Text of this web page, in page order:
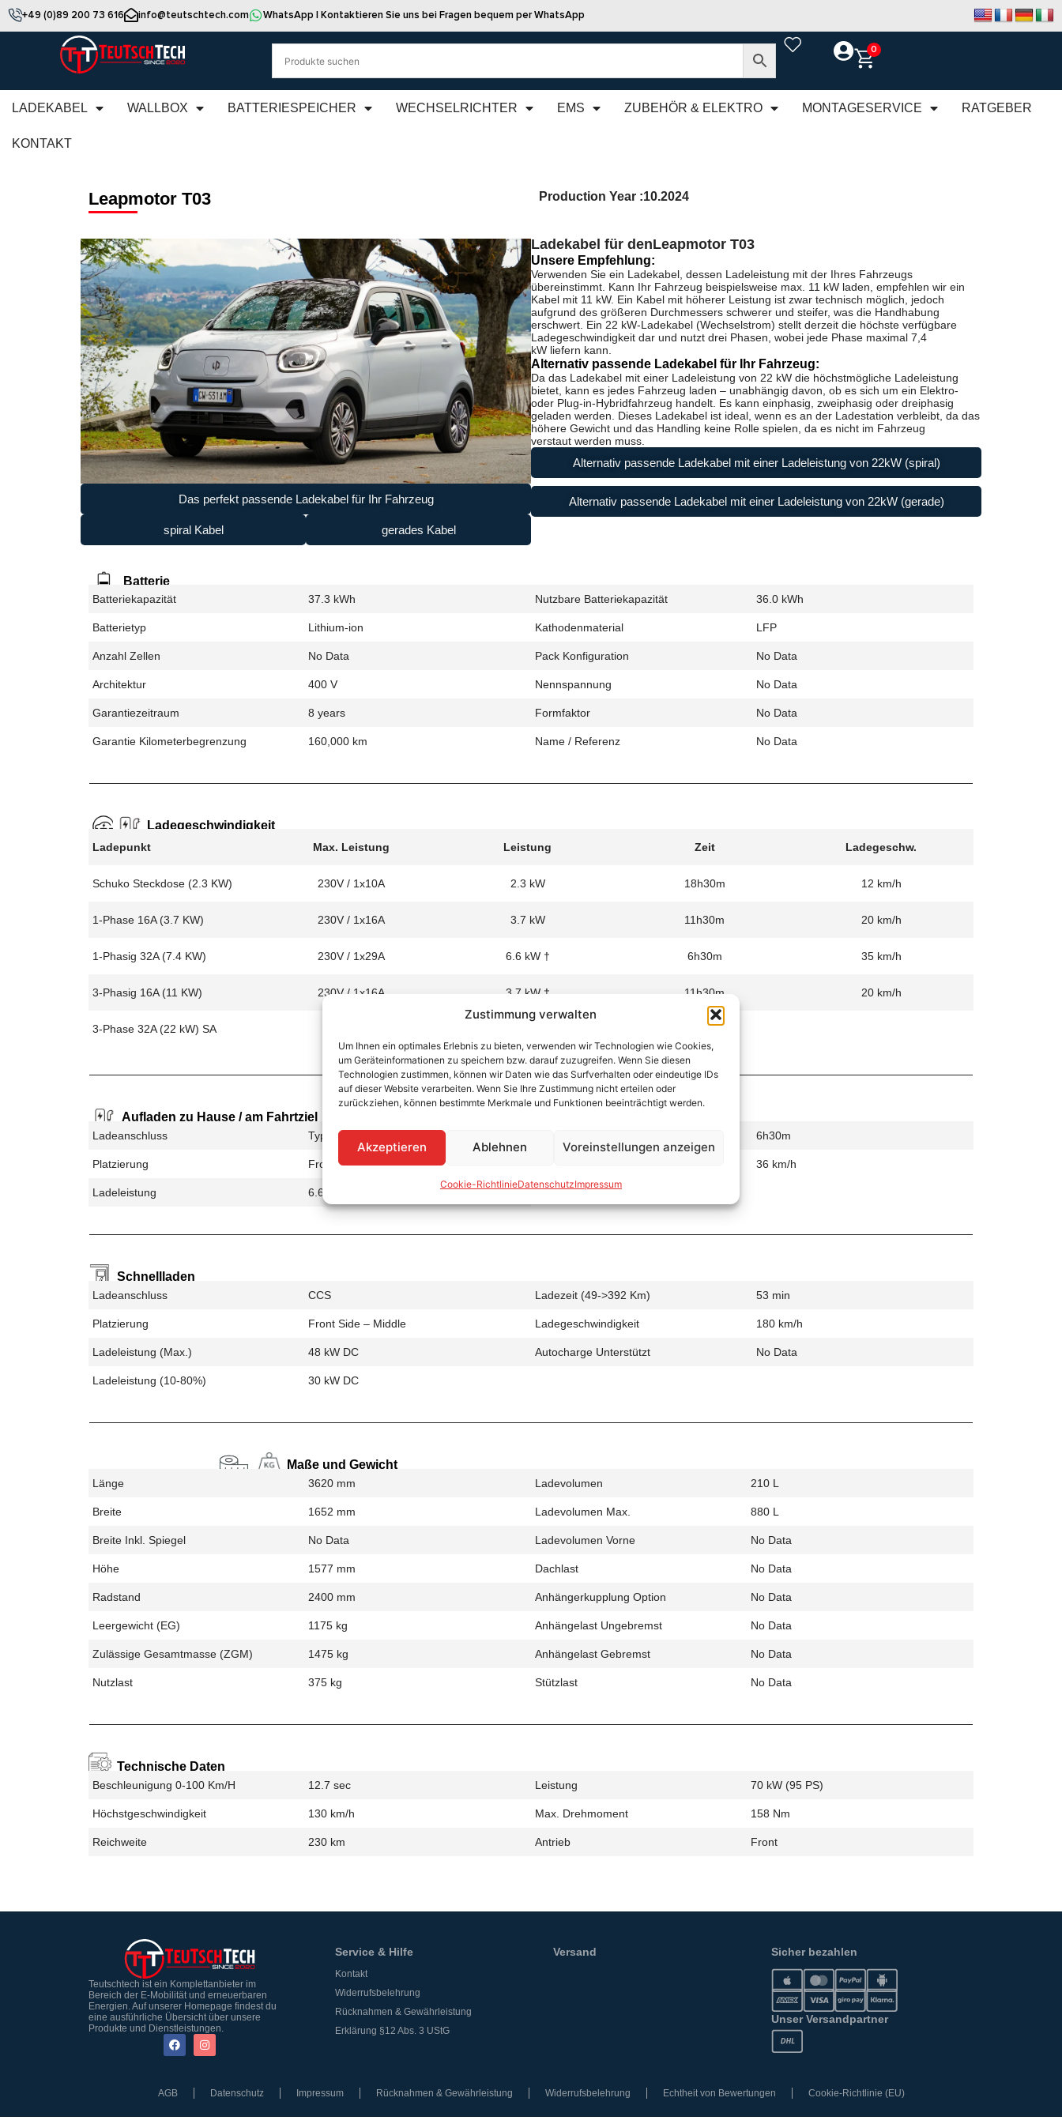
Zustimmung verwalten
Um Ihnen ein optimales Erlebnis zu bieten, verwenden wir Technologien wie Cookies,
um Geräteinformationen zu speichern bzw. darauf zuzugreifen. Wenn Sie diesen
Technologien zustimmen, können wir Daten wie das Surfverhalten oder eindeutige IDs
auf dieser Website verarbeiten. Wenn Sie Ihre Zustimmung nicht erteilen oder
zurückziehen, können bestimmte Merkmale und Funktionen beeinträchtigt werden.
Akzeptieren Ablehnen Voreinstellungen anzeigen
Cookie-RichtlinieDatenschutzImpressum
+49 (0)89 200 73 616 info@teutschtech.com WhatsApp | Kontaktieren Sie uns bei Fragen bequem per WhatsApp
0
LADEKABEL WALLBOX BATTERIESPEICHER WECHSELRICHTER EMS ZUBEHÖR & ELEKTRO MONTAGESERVICE RATGEBER
KONTAKT
Leapmotor T03 Production Year :10.2024
Das perfekt passende Ladekabel für Ihr Fahrzeug
spiral Kabel gerades Kabel
Ladekabel für denLeapmotor T03
Unsere Empfehlung:
Verwenden Sie ein Ladekabel, dessen Ladeleistung mit der Ihres Fahrzeugs
übereinstimmt. Kann Ihr Fahrzeug beispielsweise max. 11 kW laden, empfehlen wir ein
Kabel mit 11 kW. Ein Kabel mit höherer Leistung ist zwar technisch möglich, jedoch
aufgrund des größeren Durchmessers schwerer und steifer, was die Handhabung
erschwert. Ein 22 kW-Ladekabel (Wechselstrom) stellt derzeit die höchste verfügbare
Ladegeschwindigkeit dar und nutzt drei Phasen, wobei jede Phase maximal 7,4
kW liefern kann.
Alternativ passende Ladekabel für Ihr Fahrzeug:
Da das Ladekabel mit einer Ladeleistung von 22 kW die höchstmögliche Ladeleistung
bietet, kann es jedes Fahrzeug laden – unabhängig davon, ob es sich um ein Elektro-
oder Plug-in-Hybridfahrzeug handelt. Es kann einphasig, zweiphasig oder dreiphasig
geladen werden. Dieses Ladekabel ist ideal, wenn es an der Ladestation verbleibt, da das
höhere Gewicht und das Handling keine Rolle spielen, da es nicht im Fahrzeug
verstaut werden muss.
Alternativ passende Ladekabel mit einer Ladeleistung von 22kW (spiral)
Alternativ passende Ladekabel mit einer Ladeleistung von 22kW (gerade)
Batterie
Batteriekapazität 37.3 kWh
Batterietyp Lithium-ion
Anzahl Zellen No Data
Architektur 400 V
Garantiezeitraum 8 years
Garantie Kilometerbegrenzung 160,000 km
Nutzbare Batteriekapazität 36.0 kWh
Kathodenmaterial LFP
Pack Konfiguration No Data
Nennspannung No Data
Formfaktor No Data
Name / Referenz No Data
Ladegeschwindigkeit
Ladepunkt Max. Leistung Leistung Zeit Ladegeschw.
Schuko Steckdose (2.3 KW) 230V / 1x10A 2.3 kW 18h30m 12 km/h
1-Phase 16A (3.7 KW) 230V / 1x16A 3.7 kW 11h30m 20 km/h
1-Phasig 32A (7.4 KW) 230V / 1x29A 6.6 kW † 6h30m 35 km/h
3-Phasig 16A (11 KW) 230V / 1x16A 3.7 kW † 11h30m 20 km/h
3-Phase 32A (22 kW) SA
Aufladen zu Hause / am Fahrtziel
Ladeanschluss Type 2
Platzierung Front Side – Middle
Ladeleistung 6.6 kW AC
6h30m
36 km/h
Schnellladen
Ladeanschluss CCS
Platzierung Front Side – Middle
Ladeleistung (max.) 48 kW DC
Ladeleistung (10-80%) 30 kW DC
Ladezeit (49->392 Km) 53 min
Ladegeschwindigkeit 180 km/h
Autocharge Unterstützt No Data
Maße und Gewicht
Länge 3620 mm
Breite 1652 mm
Breite Inkl. Spiegel No Data
Höhe 1577 mm
Radstand 2400 mm
Leergewicht (EG) 1175 kg
Zulässige Gesamtmasse (zGM) 1475 kg
Nutzlast 375 kg
Ladevolumen 210 L
Ladevolumen Max. 880 L
Ladevolumen Vorne No Data
Dachlast No Data
Anhängerkupplung Option No Data
Anhängelast Ungebremst No Data
Anhängelast Gebremst No Data
Stützlast No Data
Technische Daten
Beschleunigung 0-100 Km/h 12.7 sec
Höchstgeschwindigkeit 130 km/h
Reichweite 230 km
Leistung 70 kW (95 PS)
Max. Drehmoment 158 Nm
Antrieb Front
Teutschtech ist ein Komplettanbieter im
Bereich der E-Mobilität und erneuerbaren
Energien. Auf unserer Homepage findest du
eine ausführliche Übersicht über unsere
Produkte und Dienstleistungen.
Service & Hilfe
Kontakt
Widerrufsbelehrung
Rücknahmen & Gewährleistung
Erklärung §12 Abs. 3 UStG
Versand Sicher bezahlen
Unser Versandpartner
AGB Datenschutz Impressum Rücknahmen & Gewährleistung Widerrufsbelehrung Echtheit von Bewertungen Cookie-Richtlinie (EU)